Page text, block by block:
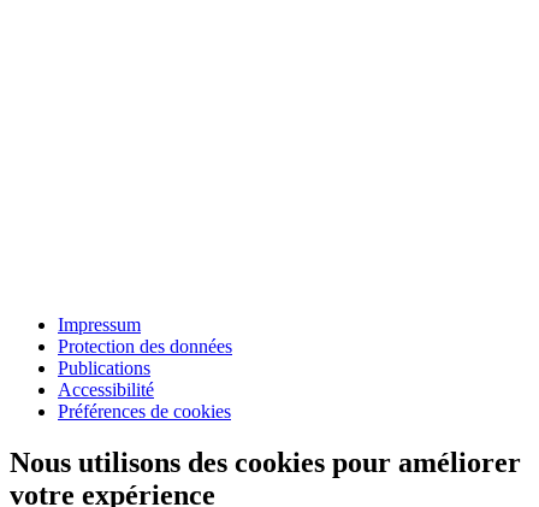
Impressum
Protection des données
Publications
Accessibilité
Préférences de cookies
Nous utilisons des cookies pour améliorer
votre expérience